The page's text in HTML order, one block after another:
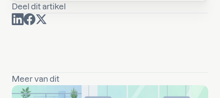
Deel dit artikel
Meer van dit